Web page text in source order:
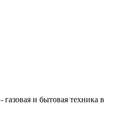
и бытовая техника в